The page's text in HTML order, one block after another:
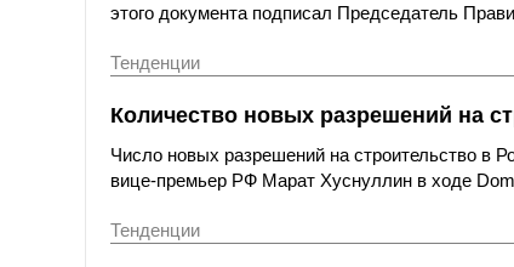
этого документа подписал Председатель
Тенденции
Количество новых разрешений на
Число новых разрешений на строительство в
вице-премьер РФ Марат Хуснуллин в ходе
Тенденции